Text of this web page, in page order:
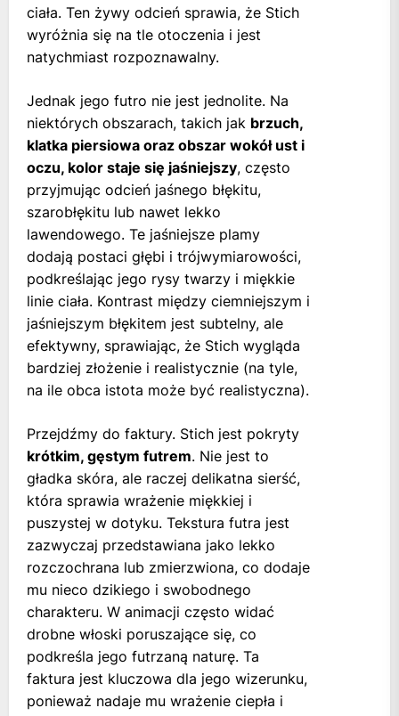
ciała. Ten żywy odcień sprawia, że Stich
wyróżnia się na tle otoczenia i jest
natychmiast rozpoznawalny.
Jednak jego futro nie jest jednolite. Na
niektórych obszarach, takich jak brzuch,
klatka piersiowa oraz obszar wokół ust i
oczu, kolor staje się jaśniejszy, często
przyjmując odcień jaśnego błękitu,
szarobłękitu lub nawet lekko
lawendowego. Te jaśniejsze plamy
dodają postaci głębi i trójwymiarowości,
podkreślając jego rysy twarzy i miękkie
linie ciała. Kontrast między ciemniejszym i
jaśniejszym błękitem jest subtelny, ale
efektywny, sprawiając, że Stich wygląda
bardziej złożenie i realistycznie (na tyle,
na ile obca istota może być realistyczna).
Przejdźmy do faktury. Stich jest pokryty
krótkim, gęstym futrem. Nie jest to
gładka skóra, ale raczej delikatna sierść,
która sprawia wrażenie miękkiej i
puszystej w dotyku. Tekstura futra jest
zazwyczaj przedstawiana jako lekko
rozczochrana lub zmierzwiona, co dodaje
mu nieco dzikiego i swobodnego
charakteru. W animacji często widać
drobne włoski poruszające się, co
podkreśla jego futrzaną naturę. Ta
faktura jest kluczowa dla jego wizerunku,
ponieważ nadaje mu wrażenie ciepła i